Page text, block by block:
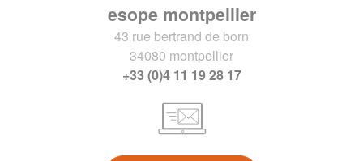
esope montpellier
43 rue bertrand de born
34080 montpellier
+33 (0)4 11 19 28 17